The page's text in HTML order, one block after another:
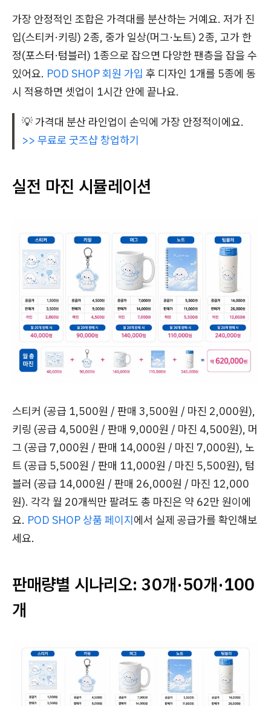
가장 안정적인 조합은 가격대를 분산하는 거예요. 저가 진
입(스티커·키링) 2종, 중가 일상(머그·노트) 2종, 고가 한
정(포스터·텀블러) 1종으로 잡으면 다양한 팬층을 잡을 수
있어요. POD SHOP 회원 가입 후 디자인 1개를 5종에 동
시 적용하면 셋업이 1시간 안에 끝나요.
💡 가격대 분산 라인업이 손익에 가장 안정적이에요.
>> 무료로 굿즈샵 창업하기
실전 마진 시뮬레이션
스티커 (공급 1,500원 / 판매 3,500원 / 마진 2,000원),
키링 (공급 4,500원 / 판매 9,000원 / 마진 4,500원), 머
그 (공급 7,000원 / 판매 14,000원 / 마진 7,000원), 노
트 (공급 5,500원 / 판매 11,000원 / 마진 5,500원), 텀
블러 (공급 14,000원 / 판매 26,000원 / 마진 12,000
원). 각각 월 20개씩만 팔려도 총 마진은 약 62만 원이에
요. POD SHOP 상품 페이지에서 실제 공급가를 확인해보
세요.
판매량별 시나리오: 30개·50개·100
개